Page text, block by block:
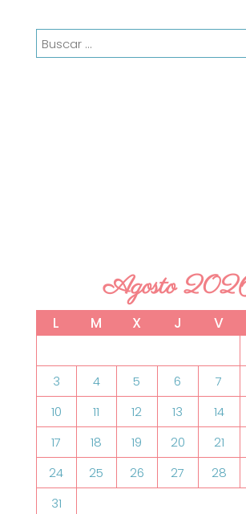
Agosto
L M X J V
3
4 5 6 7
10
11 12 13 14
17
18 19 20 21
24
25 26 27 28
31